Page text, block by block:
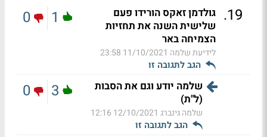
19
. גולדמן זאקס הורידו פעם
שלישית השנה את תחזיות
הצמיחה באר
לידיעת שלמה 11/10/2021 23:58
הגב לתגובה זו
1
0
שלמה יודע וגם את הסבות
(ל"ת)
שלמה גינברג 12/10/2021 12:16
הגב לתגובה זו
3
0